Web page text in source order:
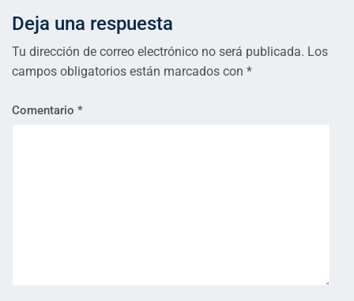
Deja una respuesta
Tu dirección de correo electrónico no será publicada. Los
campos obligatorios están marcados con *
Comentario *